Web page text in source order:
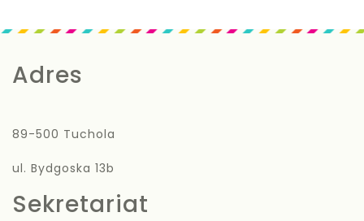
Adres
89-500 Tuchola
ul. Bydgoska 13b
Sekretariat